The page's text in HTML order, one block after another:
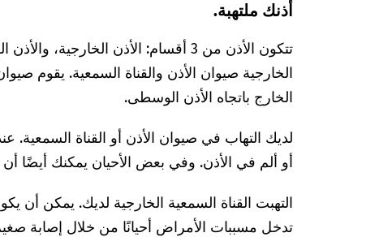
أذنك ملتهبة.
تتكون الأذن من 3 أقسام: الأذن
الخارجية صيوان الأذن والقناة السمعية. يقوم
الخارج باتجاه الأذن الوسطى.
لديك التهاب في صيوان الأذن أو القناة السمعية.
أو ألم في الأذن. وفي بعض الأحيان يمكنك أيضًا
التهبت القناة السمعية الخارجية لديك. يمكن أن
تدخل مسببات الأمراض أحيانًا من خلال إصابة